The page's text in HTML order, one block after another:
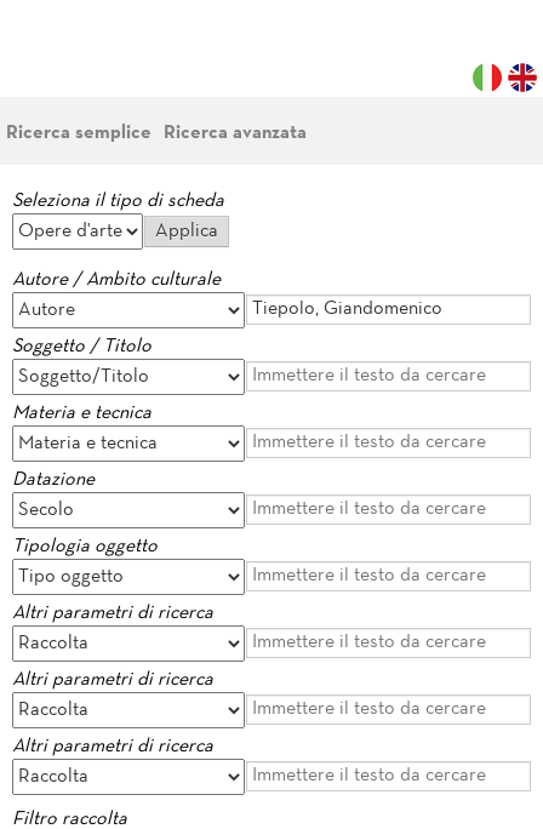
Ricerca semplice Ricerca avanzata
Seleziona il tipo di scheda
Autore / Ambito culturale
Soggetto / Titolo
Materia e tecnica
Datazione
Tipologia oggetto
Altri parametri di ricerca
Altri parametri di ricerca
Altri parametri di ricerca
Filtro raccolta